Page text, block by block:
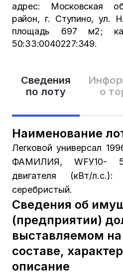
Сведения
по лоту
о
Наименование
Легковой универсал
ФАМИЛИЯ, WFУ10-
двигателя (кВт/
серебристый.
Сведения об
(предприятии)
выставляемом на
составе,
описание
адрес: Московская
район, г. Ступино, ул.
площадь 697 м2;
50:33:0040227:349.